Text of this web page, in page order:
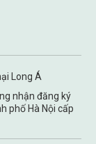
Long Á
nhận đăng ký
phố Hà Nội cấp